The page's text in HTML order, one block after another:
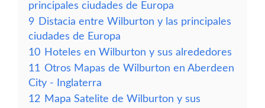
principales ciudades de Europa
9 Distacia entre Wilburton y las principales
ciudades de Europa
10 Hoteles en Wilburton y sus alrededores
11 Otros Mapas de Wilburton en Aberdeen
City - Inglaterra
12 Mapa Satelite de Wilburton y sus